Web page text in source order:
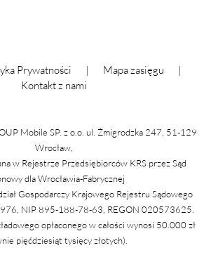
Prywatności | Mapa zasięgu
|
Kontakt z nami
Mobile SP. z o.o. ul. Żmigrodzka 247, 51-129
Wrocław,
w Rejestrze Przedsiębiorców KRS przez Sąd
dla Wrocławia-Fabrycznej
Gospodarczy Krajowego Rejestru Sądowego
NIP 895-188-78-63, REGON 020573625.
opłaconego w całości wynosi 50.000 zł
pięćdziesiąt tysięcy złotych).